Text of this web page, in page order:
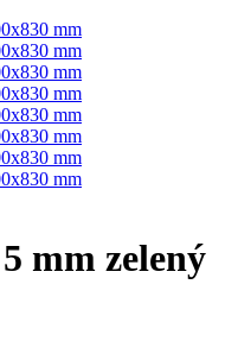
mm zelený